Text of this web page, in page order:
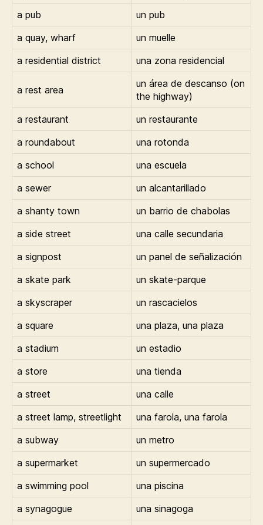
a pub
un pub
a quay, wharf
un muelle
a residential district
una zona residencial
a rest area
un área de descanso (on
the highway)
a restaurant
un restaurante
a roundabout
una rotonda
a school
una escuela
a sewer
un alcantarillado
a shanty town
un barrio de chabolas
a side street
una calle secundaria
a signpost
un panel de señalización
a skate park
un skate-parque
a skyscraper
un rascacielos
a square
una plaza, una plaza
a stadium
un estadio
a store
una tienda
a street
una calle
a street lamp, streetlight
una farola, una farola
a subway
un metro
a supermarket
un supermercado
a swimming pool
una piscina
a synagogue
una sinagoga